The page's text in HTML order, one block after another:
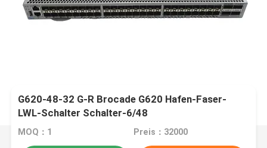
G620-48-32 G-R Brocade G620 Hafen-Faser-
LWL-Schalter Schalter-6/48
MOQ：1 Preis：32000